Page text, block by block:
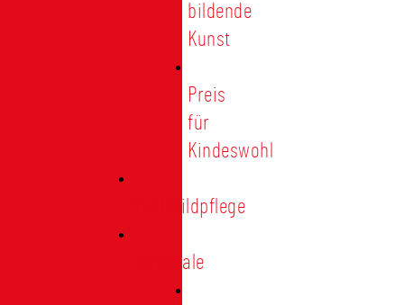
bildende
Kunst
Preis
für
Kindeswohl
Stadtbildpflege
Denkmale